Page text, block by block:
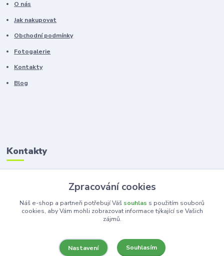
O nás
Jak nakupovat
Obchodní podmínky
Fotogalerie
Kontakty
Blog
Kontakty
Zákaznická podpora
+420 603 100 966
(Po-Pá, 8-16 hod.)
Zpracování cookies
Náš e-shop a partneři potřebují Váš souhlas s použitím souborů
cookies, aby Vám mohli zobrazovat informace týkající se Vašich
zájmů.
Nastavení Souhlasím